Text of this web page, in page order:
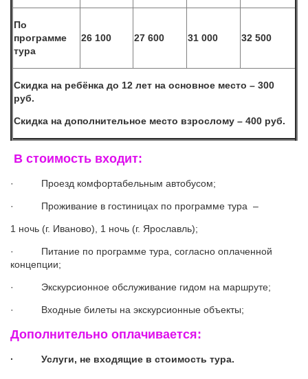
По
программе
тура
26 100 27 600 31 000 32 500
Скидка на ребёнка до 12 лет на основное место – 300
руб.
Скидка на дополнительное место взрослому – 400 руб.
В стоимость входит:
· Проезд комфортабельным автобусом;
· Проживание в гостиницах по программе тура –
1 ночь (г. Иваново), 1 ночь (г. Ярославль);
· Питание по программе тура, согласно оплаченной
концепции;
· Экскурсионное обслуживание гидом на маршруте;
· Входные билеты на экскурсионные объекты;
Дополнительно оплачивается:
· Услуги, не входящие в стоимость тура.